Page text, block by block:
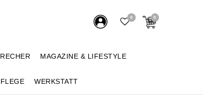
0 0
MAGAZINE & LIFESTYLE
WERKSTATT